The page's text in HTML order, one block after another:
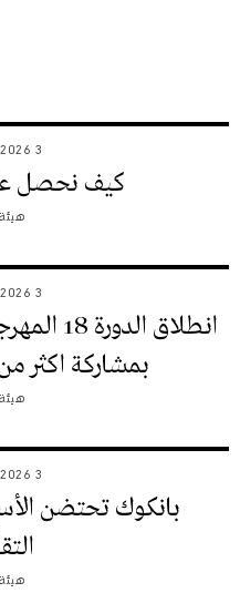
3 AUGUST 2026
كيف نحصل
3 AUGUST 2026
انطلاق
بمشاركة اكثر من 300 طفلة
3 AUGUST 2026
بانكوك تحتضن